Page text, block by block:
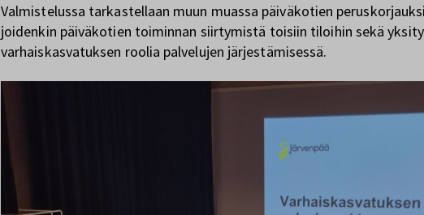
Valmistelussa tarkastellaan muun muassa päiväkotien
joidenkin päiväkotien toiminnan siirtymistä toisiin tiloihin sekä
varhaiskasvatuksen roolia palvelujen järjestämisessä.